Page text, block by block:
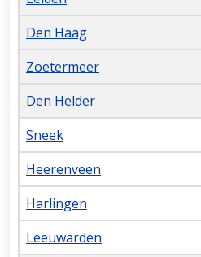
Den Haag
Zoetermeer
Den Helder
Sneek
Heerenveen
Harlingen
Leeuwarden